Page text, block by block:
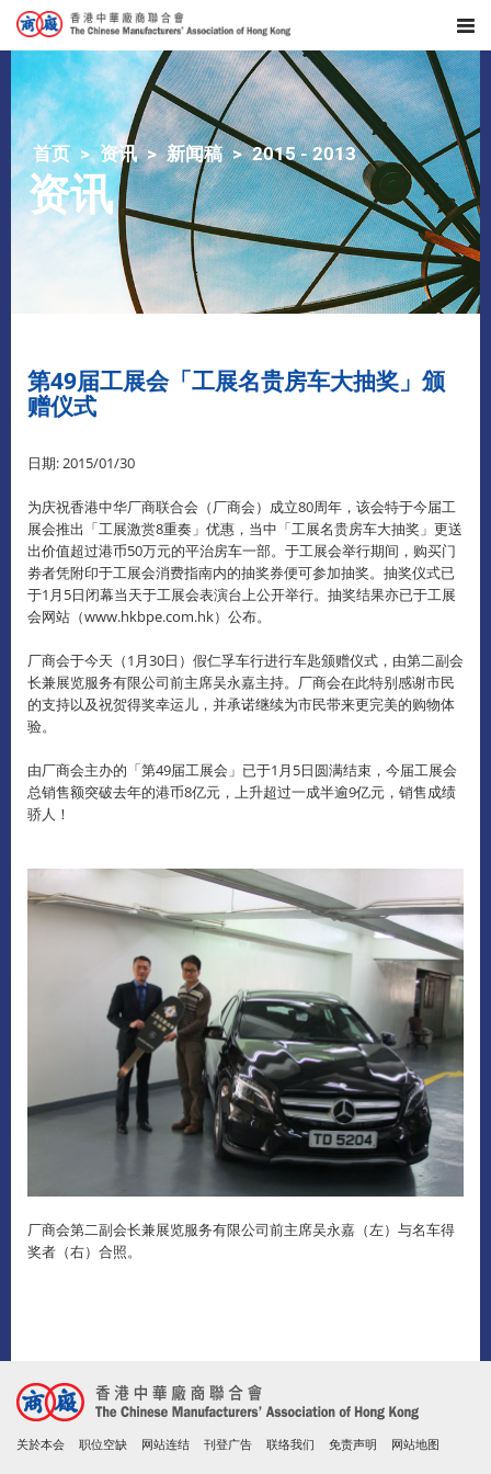
首页 资讯 新闻稿 2015 - 2013
资讯
第49届工展会「工展名贵房车大抽奖」颁
赠仪式
日期: 2015/01/30
为庆祝香港中华厂商联合会（厂商会）成立80周年，该会特于今届工
展会推出「工展激赏8重奏」优惠，当中「工展名贵房车大抽奖」更送
出价值超过港币50万元的平治房车一部。 于工展会举行期间，购买门
劵者凭附印于工展会消费指南内的抽奖券便可参加抽奖。 抽奖仪式已
于1月5日闭幕当天于工展会表演台上公开举行。 抽奖结果亦已于工展
会网站（www.hkbpe.com.hk）公布。
厂商会于今天（1月30日）假仁孚车行进行车匙颁赠仪式，由第二副会
长兼展览服务有限公司前主席吴永嘉主持。 厂商会在此特别感谢市民
的支持以及祝贺得奖幸运儿，并承诺继续为市民带来更完美的购物体
验。
由厂商会主办的「第49届工展会」已于1月5日圆满结束，今届工展会
总销售额突破去年的港币8亿元，上升超过一成半逾9亿元，销售成绩
骄人！
厂商会第二副会长兼展览服务有限公司前主席吴永嘉（左）与名车得
奖者（右）合照。
关於本会 职位空缺 网站连结 刊登广告 联络我们 免责声明 网站地图